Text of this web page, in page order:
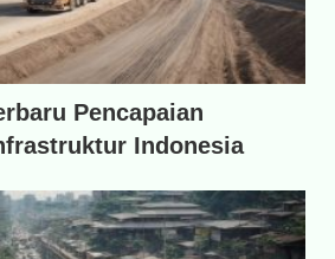
Pencapaian
Indonesia